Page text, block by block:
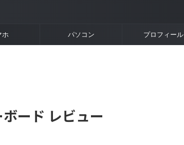
ホ パソコン プロフィール
ード レビュー